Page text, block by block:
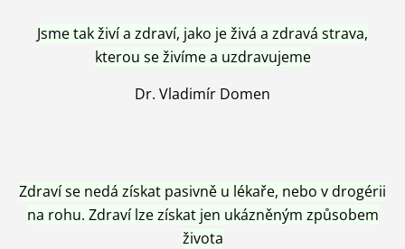
Jsme tak živí a zdraví, jako je živá a zdravá strava,
kterou se živíme a uzdravujeme
Dr. Vladimír Domen
Zdraví se nedá získat pasivně u lékaře, nebo v drogérii
na rohu. Zdraví lze získat jen ukázněným způsobem
života